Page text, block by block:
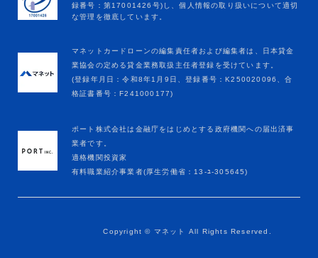
マネットカードローンの編集責任者および編集者は、日本貸金
業協会の定める貸金業務取扱主任者登録を受けています。
(登録年月日：令和8年1月9日、登録番号：K250020096、合
格証書番号：F241000177)
ポート株式会社は金融庁をはじめとする政府機関への届出済事
業者です。
適格機関投資家
有料職業紹介事業者(厚生労働省：13-ﾕ-305645)